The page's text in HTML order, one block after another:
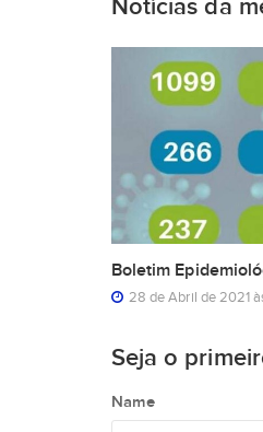
Notícias da
Boletim
28 de Abril de 2021
Seja o
Name